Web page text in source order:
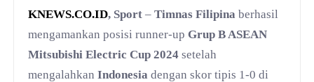
KNEWS.CO.ID, Sport –Timnas Filipina berhasil
mengamankan posisi runner-upGrup B ASEAN
Mitsubishi Electric Cup 2024 setelah
mengalahkanIndonesia dengan skor tipis 1-0 di